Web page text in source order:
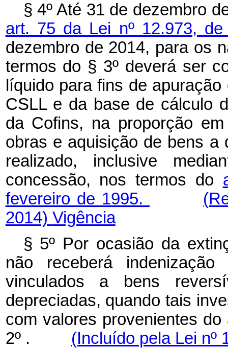
§ 4º Até 31 de dezembro
art. 75 da Lei nº 12.973,
dezembro de 2014, para os
termos do § 3º deverá ser
líquido para fins de
CSLL e da base de cálculo
da Cofins, na proporção
obras e aquisição de bens a
realizado, inclusive
concessão, nos termos do
fevereiro de 1995.
2014) Vigência
§ 5º Por ocasião da
não receberá
vinculados a bens
depreciadas, quando tais
com valores provenientes
2º . (Incluído pela Lei nº